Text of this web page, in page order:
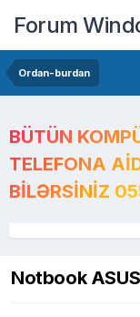
Forum
Ordan-burdan
BÜTÜN
TELEFONA
BILƏRSINIZ
Notbook ASUS